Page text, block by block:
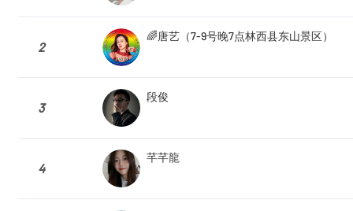
2
🌈唐艺（7-9号晚7点林西县东山景区）
3
段俊
4
芊芊龍